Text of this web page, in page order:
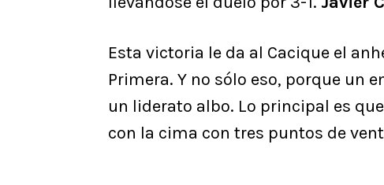
Esta victoria le da al Cacique el
Primera. Y no sólo eso, porque un
un liderato albo. Lo principal es
con la cima con tres puntos de